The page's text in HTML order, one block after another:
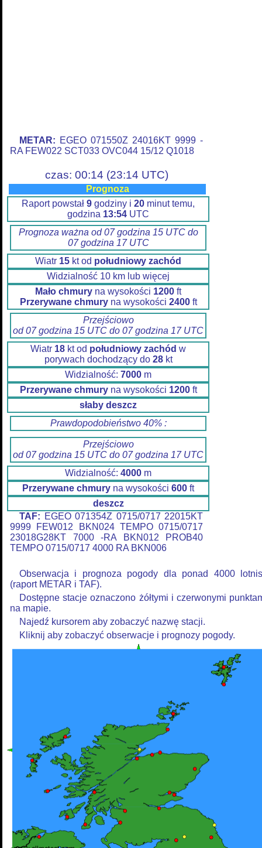
METAR: EGEO 071550Z 24016KT 9999 -
RA FEW022 SCT033 OVC044 15/12 Q1018
czas: 00:14 (23:14 UTC)
Prognoza
Raport powstał 9 godziny i 20 minut temu,
godzina 13:54 UTC
Prognoza ważna od 07 godzina 15 UTC do
07 godzina 17 UTC
Wiatr 15 kt od południowy zachód
Widzialność 10 km lub więcej
Mało chmury na wysokości 1200 ft
Przerywane chmuryna wysokości 2400ft
Przejściowo
od 07 godzina 15 UTC do 07 godzina 17 UTC
Wiatr 18 kt od południowy zachód w
porywach dochodzący do 28kt
Widzialność: 7000 m
Przerywane chmuryna wysokości 1200ft
słaby deszcz
Prawdopodobieństwo 40% :
Przejściowo
od 07 godzina 15 UTC do 07 godzina 17 UTC
Widzialność: 4000 m
Przerywane chmury na wysokości 600 ft
deszcz
TAF: EGEO 071354Z 0715/0717 22015KT
9999 FEW012 BKN024 TEMPO 0715/0717
23018G28KT 7000 -RA BKN012 PROB40
TEMPO 0715/0717 4000 RA BKN006
Obserwacja i prognoza pogody dla ponad 4000
(raport METAR i TAF).
Dostępne stacje oznaczono żółtymi i czerwonymi
na mapie.
Najedź kursorem aby zobaczyć nazwę stacji.
Kliknij aby zobaczyć obserwacje i prognozy pogody.